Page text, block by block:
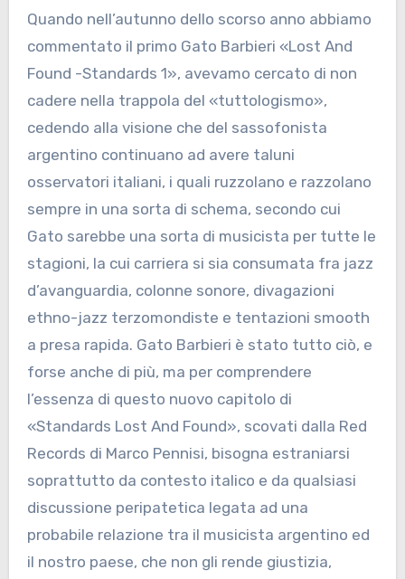
Quando nell’autunno dello scorso anno abbiamo
commentato il primo Gato Barbieri «Lost And
Found -Standards 1», avevamo cercato di non
cadere nella trappola del «tuttologismo»,
cedendo alla visione che del sassofonista
argentino continuano ad avere taluni
osservatori italiani, i quali ruzzolano e razzolano
sempre in una sorta di schema, secondo cui
Gato sarebbe una sorta di musicista per tutte le
stagioni, la cui carriera si sia consumata fra jazz
d’avanguardia, colonne sonore, divagazioni
ethno-jazz terzomondiste e tentazioni smooth
a presa rapida. Gato Barbieri è stato tutto ciò, e
forse anche di più, ma per comprendere
l’essenza di questo nuovo capitolo di
«Standards Lost And Found», scovati dalla Red
Records di Marco Pennisi, bisogna estraniarsi
soprattutto da contesto italico e da qualsiasi
discussione peripatetica legata ad una
probabile relazione tra il musicista argentino ed
il nostro paese, che non gli rende giustizia,